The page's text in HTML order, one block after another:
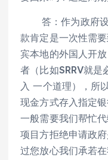
答：作为政府设
款肯定是一次性需
宾本地的外国人开
者（比如SRRV就
入 一个道理），所
现金方式存入指定
一般需要我们帮忙
项目方拒绝申请政
过您放心我们承若